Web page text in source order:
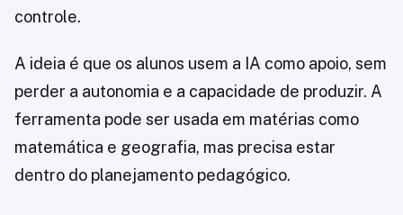
controle.
A ideia é que os alunos usem a IA como apoio, sem
perder a autonomia e a capacidade de produzir. A
ferramenta pode ser usada em matérias como
matemática e geografia, mas precisa estar
dentro do planejamento pedagógico.